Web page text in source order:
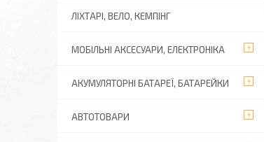
ЛІХТАРІ, ВЕЛО, КЕМПІНГ
МОБІЛЬНІ АКСЕСУАРИ, ЕЛЕКТРОНІКА
АКУМУЛЯТОРНІ БАТАРЕЇ, БАТАРЕЙКИ
АВТОТОВАРИ